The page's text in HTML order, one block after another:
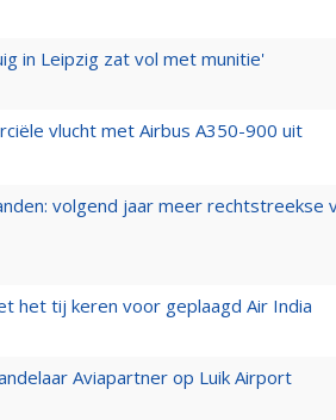
in Leipzig zat vol met munitie'
vlucht met Airbus A350-900 uit
volgend jaar meer rechtstreekse
het tij keren voor geplaagd Air India
Aviapartner op Luik Airport